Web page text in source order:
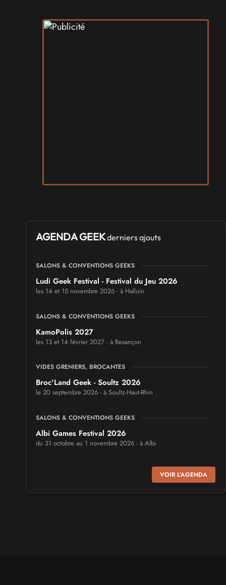
AGENDA GEEKderniers ajouts
SALONS & CONVENTIONS GEEKS
Ludi Geek Festival - Festival du Jeu 2026
les 14 et 15 novembre 2026 - à Halluin
SALONS & CONVENTIONS GEEKS
KamoPolis 2027
les 13 et 14 février 2027 - à Besançon
VIDES GRENIERS, BROCANTES
Broc'Land Geek - Soultz 2026
le 20 septembre 2026 - à Soultz-Haut-Rhin
SALONS & CONVENTIONS GEEKS
Albi Games Festival 2026
du 31 octobre au 1 novembre 2026 - à Albi
Virtual Calais - salon du jeu vidéo et des loisirs
numériques 2026
VOIR L'AGENDA